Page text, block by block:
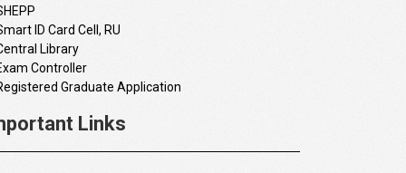
ID Card Cell, RU
Library
Controller
Graduate Application
Links